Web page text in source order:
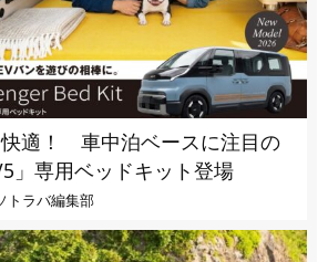
適！ 車中泊ベースに注目の
」専用ベッドキット登場
トラバ編集部